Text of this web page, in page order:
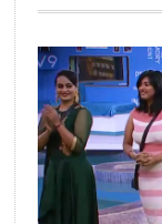
தலைவர் அன்புமணி
பிரவீன் சக்ரவர்த்தியின்
சிதம்பரம்
“ஜெயலலிதா அவர்களே
ராகுல் காந்தி கைது –
செத்து சாம்பல் ஆனாலும்